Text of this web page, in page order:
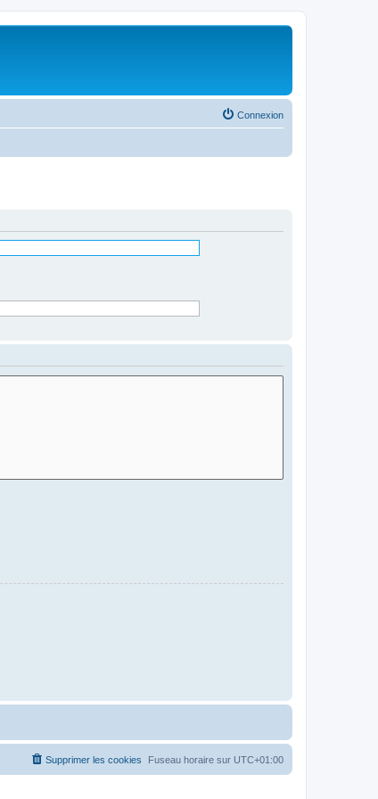
Connexion
Fuseau horaire sur UTC+01:00
Supprimer les cookies